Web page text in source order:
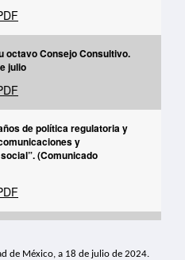
octavo Consejo Consultivo.
julio
de política regulatoria y
y
(Comunicado
servicio de radiodifusión
de México, a 18 de julio de 2024.